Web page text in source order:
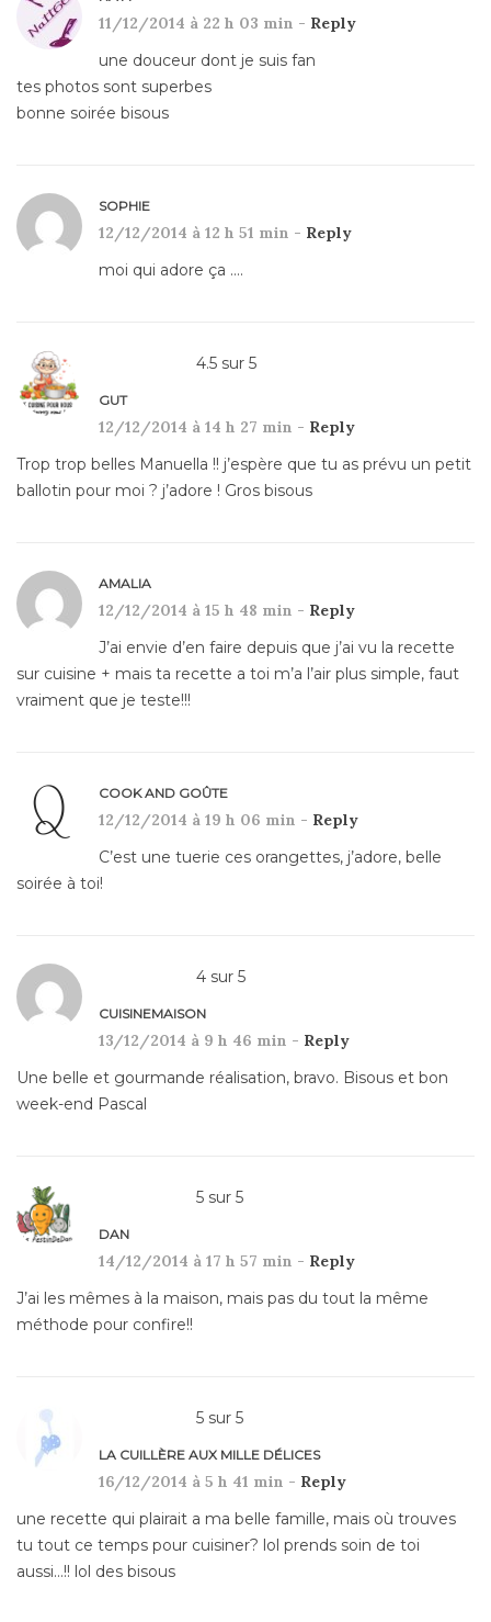
11/12/2014 à 22 h 03 min - Reply
une douceur dont je suis fan
tes photos sont superbes
bonne soirée bisous
SOPHIE
12/12/2014 à 12 h 51 min - Reply
moi qui adore ça ….
4.5 sur 5
GUT
12/12/2014 à 14 h 27 min - Reply
Trop trop belles Manuella !! j’espère que tu as prévu un petit
ballotin pour moi ? j’adore ! Gros bisous
AMALIA
12/12/2014 à 15 h 48 min - Reply
J’ai envie d’en faire depuis que j’ai vu la recette
sur cuisine + mais ta recette a toi m’a l’air plus simple, faut
vraiment que je teste!!!
COOK AND GOÛTE
12/12/2014 à 19 h 06 min - Reply
C’est une tuerie ces orangettes, j’adore, belle
soirée à toi!
4 sur 5
CUISINEMAISON
13/12/2014 à 9 h 46 min - Reply
Une belle et gourmande réalisation, bravo. Bisous et bon
week-end Pascal
5 sur 5
DAN
14/12/2014 à 17 h 57 min - Reply
J’ai les mêmes à la maison, mais pas du tout la même
méthode pour confire!!
5 sur 5
LA CUILLÈRE AUX MILLE DÉLICES
16/12/2014 à 5 h 41 min - Reply
une recette qui plairait a ma belle famille, mais où trouves
tu tout ce temps pour cuisiner? lol prends soin de toi
aussi…!! lol des bisous